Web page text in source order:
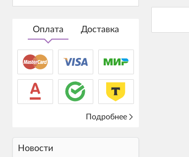
Оплата Доставка
Подробнее
Новости